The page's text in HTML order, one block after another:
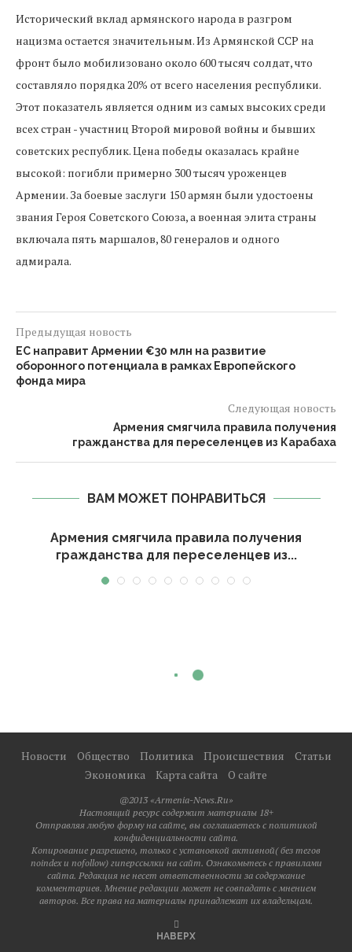
Исторический вклад армянского народа в разгром
нацизма остается значительным. Из Армянской ССР на
фронт было мобилизовано около 600 тысяч солдат, что
составляло порядка 20% от всего населения республики.
Этот показатель является одним из самых высоких среди
всех стран - участниц Второй мировой войны и бывших
советских республик. Цена победы оказалась крайне
высокой: погибли примерно 300 тысяч уроженцев
Армении. За боевые заслуги 150 армян были удостоены
звания Героя Советского Союза, а военная элита страны
включала пять маршалов, 80 генералов и одного
адмирала.
Предыдущая новость
ЕС направит Армении €30 млн на развитие
оборонного потенциала в рамках Европейского
фонда мира
Следующая новость
Армения смягчила правила получения
гражданства для переселенцев из Карабаха
ВАМ МОЖЕТ ПОНРАВИТЬСЯ
Армения смягчила правила получения
гражданства для переселенцев из...
Новости Общество Политика Происшествия
Статьи
Экономика
Карта сайта О сайте
@2013 «Armenia-News.Ru»
Настоящий ресурс содержит материалы 18+
Отправляя любую форму на сайте, вы соглашаетесь с политикой
конфиденциальности сайта.
Копирование разрешено, только с установкой активной( без тегов
noindex и nofollow) гиперссылки на сайт. Ознакомьтесь с правилами
сайта. Редакция не несет ответственности за содержание
комментариев. Мнение редакции может не совпадать с мнением
авторов. Все права на материалы принадлежат их владельцам.
НАВЕРХ